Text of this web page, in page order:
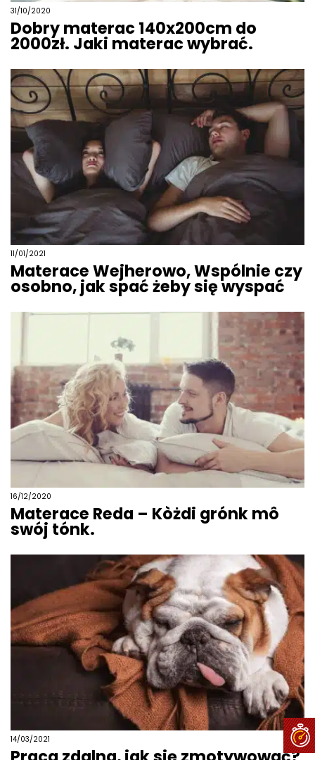
31/10/2020
Dobry materac 140x200cm do
2000zł. Jaki materac wybrać.
11/01/2021
Materace Wejherowo, Wspólnie czy
osobno, jak spać żeby się wyspać
16/12/2020
Materace Reda – Kòżdi grónk mô
swój tónk.
14/03/2021